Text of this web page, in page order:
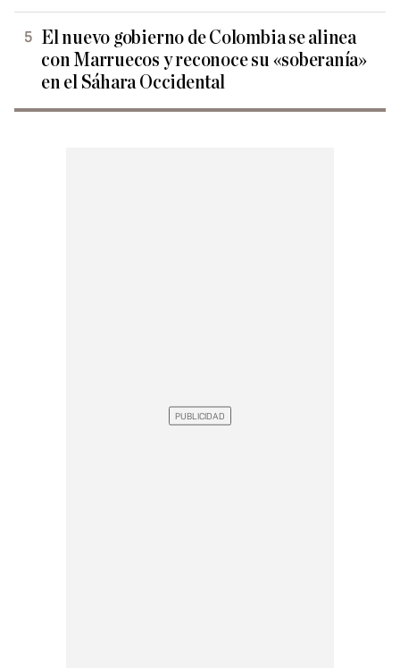
El nuevo gobierno de Colombia se alinea
con Marruecos y reconoce su «soberanía»
en el Sáhara Occidental